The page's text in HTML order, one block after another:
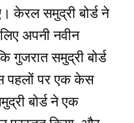
केरल समुद्री बोर्ड ने
अपनी नवीन
गुजरात समुद्री बोर्ड
पहलों पर एक केस
बोर्ड ने एक